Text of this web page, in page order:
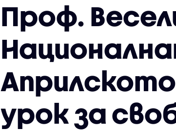
Проф.
урок за